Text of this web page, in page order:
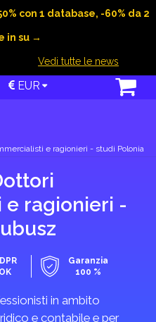
con 1 database, -60% da 2
in su →
Vedi tutte le news
EUR
e ragionieri - studi Polonia
ragionieri -
OK
Garanzia
100 %
in ambito
e contabile e per